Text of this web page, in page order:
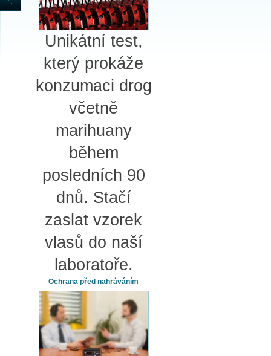
Unikátní test,
který prokáže
konzumaci drog
včetně
marihuany
během
posledních 90
dnů. Stačí
zaslat vzorek
vlasů do naší
laboratoře.
Ochrana před nahráváním